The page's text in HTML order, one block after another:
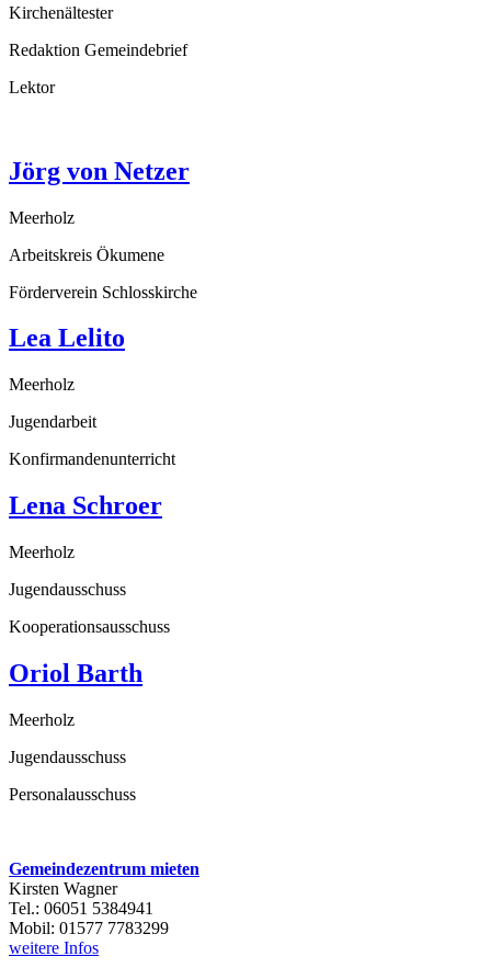
Kirchenältester
Redaktion Gemeindebrief
Lektor
Jörg von Netzer
Meerholz
Arbeitskreis Ökumene
Förderverein Schlosskirche
Lea Lelito
Meerholz
Jugendarbeit
Konfirmandenunterricht
Lena Schroer
Meerholz
Jugendausschuss
Kooperationsausschuss
Oriol Barth
Meerholz
Jugendausschuss
Personalausschuss
Gemeindezentrum mieten
Kirsten Wagner
Tel.: 06051 5384941
Mobil: 01577 7783299
weitere Infos